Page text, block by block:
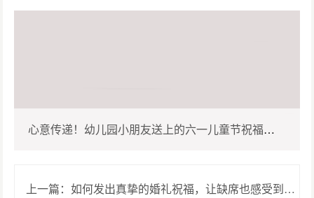
心意传递！幼儿园小朋友送上的六一儿童节祝福语_
上一篇：如何发出真挚的婚礼祝福，让缺席也感受到幸